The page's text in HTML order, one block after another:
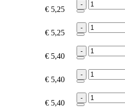
€ 5,25
-
€ 5,25
-
€ 5,40
-
€ 5,40
-
€ 5,40
-